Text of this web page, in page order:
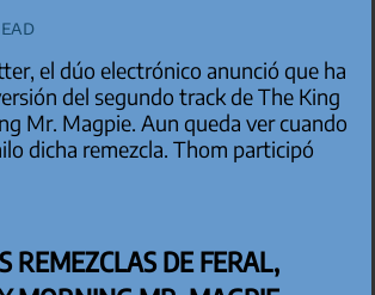
el dúo electrónico anunció que ha
del segundo track de The King
Mr. Magpie. Aun queda ver cuando
dicha remezcla. Thom participó
REMEZCLAS DE FERAL,